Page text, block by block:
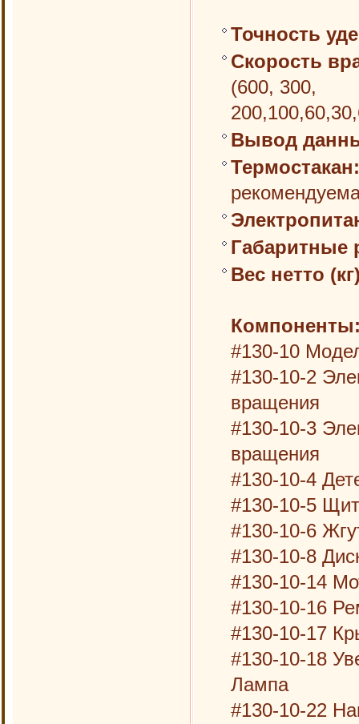
Точность
Скорость
(600, 300,
Вывод
Вес нетто
#130-10
#130-10-2
вращения
#130-10-3
вращения
#130-10-4
#130-10-5
#130-10-6
#130-10-8
#130-10-14
#130-10-16
#130-10-17
#130-10-18
Лампа
#130-10-22